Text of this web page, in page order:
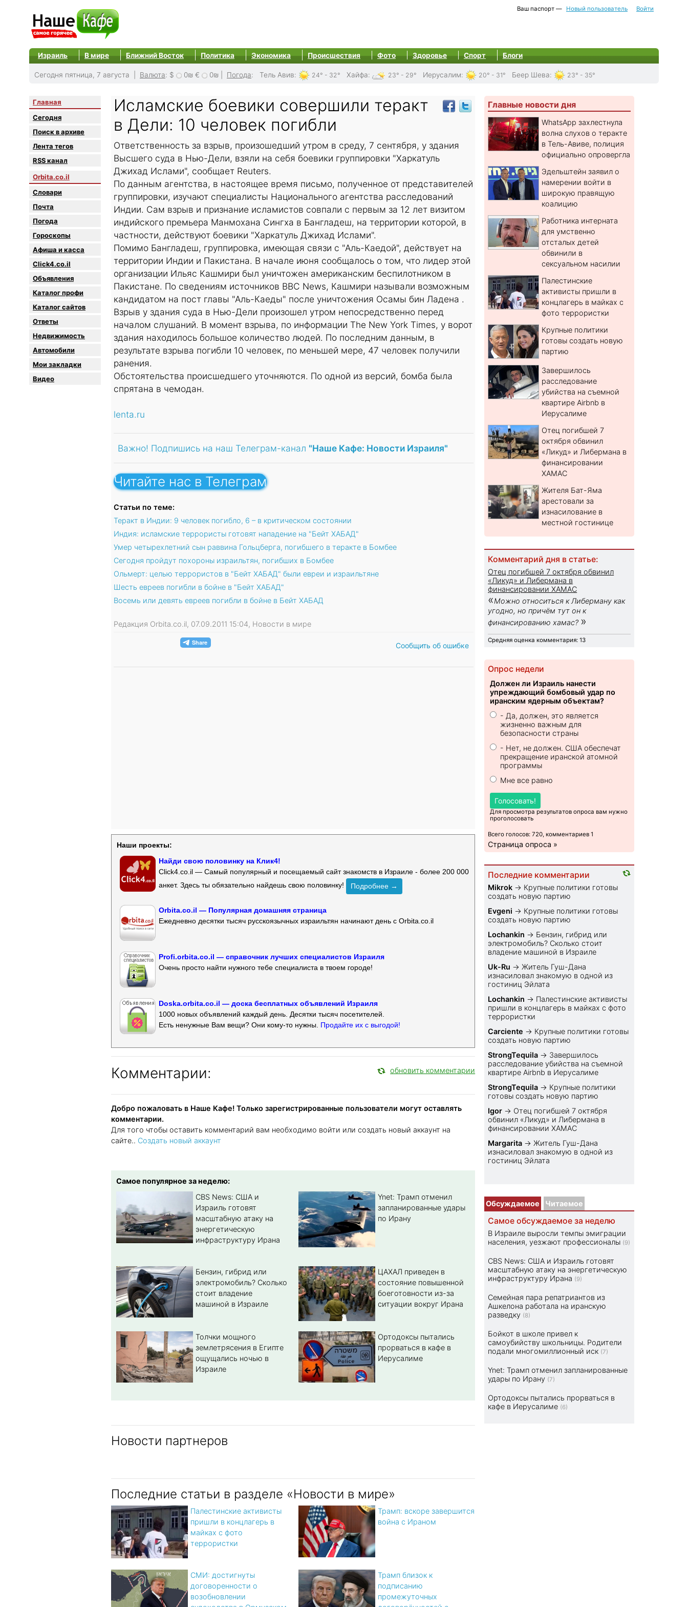
Ваш паспорт — Новый пользователь Войти
Израиль В мире Ближний Восток Политика Экономика Происшествия Фото Здоровье Спорт Блоги
Сегодня пятница, 7 августа | Валюта: $ 0₪ € 0₪ Погода: Тель Авив: 24° - 32° Хайфа: 23° - 29° Иерусалим: 20° - 31° Беер Шева: 23° - 35°
Главная
Сегодня
Поиск в архиве
Лента тегов
RSS канал
Orbita.co.il
Словари
Почта
Погода
Гороскопы
Афиша и касса
Click4.co.il
Объявления
Каталог профи
Каталог сайтов
Oтветы
Недвижимость
Автомобили
Мои закладки
Видео
Исламские боевики совершили теракт
в Дели: 10 человек погибли
Ответственность за взрыв, произошедший утром в среду, 7 сентября, у здания
Высшего суда в Нью-Дели, взяли на себя боевики группировки "Харкатуль
Джихад Ислами", сообщает Reuters.
По данным агентства, в настоящее время письмо, полученное от представителей
группировки, изучают специалисты Национального агентства расследований
Индии. Сам взрыв и признание исламистов совпали с первым за 12 лет визитом
индийского премьера Манмохана Сингха в Бангладеш, на территории которой, в
частности, действуют боевики "Харкатуль Джихад Ислами".
Помимо Бангладеш, группировка, имеющая связи с "Аль-Каедой", действует на
территории Индии и Пакистана. В начале июня сообщалось о том, что лидер этой
организации Ильяс Кашмири был уничтожен американским беспилотником в
Пакистане. По сведениям источников BBC News, Кашмири называли возможным
кандидатом на пост главы "Аль-Каеды" после уничтожения Осамы бин Ладена .
Взрыв у здания суда в Нью-Дели произошел утром непосредственно перед
началом слушаний. В момент взрыва, по информации The New York Times, у ворот
здания находилось большое количество людей. По последним данным, в
результате взрыва погибли 10 человек, по меньшей мере, 47 человек получили
ранения.
Обстоятельства происшедшего уточняются. По одной из версий, бомба была
спрятана в чемодан.
lenta.ru
Важно! Подпишись на наш Телеграм-канал "Наше Кафе: Новости Израиля"
Читайте нас в Телеграм
Статьи по теме:
Теракт в Индии: 9 человек погибло, 6 – в критическом состоянии
Индия: исламские террористы готовят нападение на "Бейт ХАБАД"
Умер четырехлетний сын раввина Гольцберга, погибшего в теракте в Бомбее
Сегодня пройдут похороны израильтян, погибших в Бомбее
Ольмерт: целью террористов в "Бейт ХАБАД" были евреи и израильтяне
Шесть евреев погибли в бойне в "Бейт ХАБАД"
Восемь или девять евреев погибли в бойне в Бейт ХАБАД
Редакция Orbita.co.il, 07.09.2011 15:04, Новости в мире
Сообщить об ошибке
Наши проекты:
Найди свою половинку на Клик4!
Click4.co.il — Самый популярный и посещаемый сайт знакомств в Израиле - более 200 000
анкет. Здесь ты обязательно найдешь свою половинку!
Подробнее →
Orbita.co.il — Популярная домашняя страница
Ежедневно десятки тысяч русскоязычных израильтян начинают день с Orbita.co.il
Profi.orbita.co.il — справочник лучших специалистов Израиля
Очень просто найти нужного тебе специалиста в твоем городе!
Doska.orbita.co.il — доска бесплатных объявлений Израиля
1000 новых объявлений каждый день. Десятки тысяч посетителей.
Есть ненужные Вам вещи? Они кому-то нужны. Продайте их с выгодой!
Комментарии: обновить комментарии
Добро пожаловать в Наше Кафе! Только зарегистрированные пользователи могут оставлять
комментарии.
Для того чтобы оставить комментарий вам необходимо войти или создать новый аккаунт на
сайте.. Создать новый аккаунт
Самое популярное за неделю:
CBS News: США и
Израиль готовят
масштабную атаку на
энергетическую
инфраструктуру Ирана
Ynet: Трамп отменил
запланированные удары
по Ирану
Бензин, гибрид или
электромобиль? Cколько
стоит владение
машиной в Израиле
ЦАХАЛ приведен в
состояние повышенной
боеготовности из-за
ситуации вокруг Ирана
Толчки мощного
землетрясения в Египте
ощущались ночью в
Израиле
Ортодоксы пытались
прорваться в кафе в
Иерусалиме
Новости партнеров
Последние статьи в разделе «Новости в мире»
Палестинские активисты
пришли в концлагерь в
майках с фото
террористки
Трамп: вскоре завершится
война с Ираном
СМИ: достигнуты
договоренности о
возобновлении
Трамп близок к
подписанию
промежуточных
Главные новости дня
WhatsApp захлестнула
волна слухов о теракте
в Тель-Авиве, полиция
официально опровергла
Эдельштейн заявил о
намерении войти в
широкую правящую
коалицию
Работника интерната
для умственно
отсталых детей
обвинили в
сексуальном насилии
Палестинские
активисты пришли в
концлагерь в майках с
фото террористки
Крупные политики
готовы создать новую
партию
Завершилось
расследование
убийства на съемной
квартире Airbnb в
Иерусалиме
Отец погибшей 7
октября обвинил
«Ликуд» и Либермана в
финансировании
ХАМАС
Жителя Бат-Яма
арестовали за
изнасилование в
местной гостинице
Комментарий дня в статье:
Отец погибшей 7 октября обвинил
«Ликуд» и Либермана в
финансировании ХАМАС
«Можно относиться к Либерману как
угодно, но причём тут он к
финансированию хамас? »
Средняя оценка комментария: 13
Опрос недели
Должен ли Израиль нанести
упреждающий бомбовый удар по
иранским ядерным объектам?
- Да, должен, это является
жизненно важным для
безопасности страны
- Нет, не должен. США обеспечат
прекращение иранской атомной
программы
Мне все равно
Голосовать!
Для просмотра результатов опроса вам нужно
проголосовать
Всего голосов: 720, комментариев 1
Страница опроса »
Последние комментарии
Mikrok → Крупные политики готовы
создать новую партию
Evgeni → Крупные политики готовы
создать новую партию
Lochankin → Бензин, гибрид или
электромобиль? Cколько стоит
владение машиной в Израиле
Uk-Ru → Житель Гуш-Дана
изнасиловал знакомую в одной из
гостиниц Эйлата
Lochankin → Палестинские активисты
пришли в концлагерь в майках с фото
террористки
Carciente → Крупные политики готовы
создать новую партию
StrongTequila → Завершилось
расследование убийства на съемной
квартире Airbnb в Иерусалиме
StrongTequila → Крупные политики
готовы создать новую партию
Igor → Отец погибшей 7 октября
обвинил «Ликуд» и Либермана в
финансировании ХАМАС
Margarita → Житель Гуш-Дана
изнасиловал знакомую в одной из
гостиниц Эйлата
Обсуждаемое Читаемое
Самое обсуждаемое за неделю
В Израиле выросли темпы эмиграции
населения, уезжают профессионалы (9)
CBS News: США и Израиль готовят
масштабную атаку на энергетическую
инфраструктуру Ирана (9)
Семейная пара репатриантов из
Ашкелона работала на иранскую
разведку (8)
Бойкот в школе привел к
самоубийству школьницы. Родители
подали многомиллионный иск (7)
Ynet: Трамп отменил запланированные
удары по Ирану (7)
Ортодоксы пытались прорваться в
кафе в Иерусалиме (6)